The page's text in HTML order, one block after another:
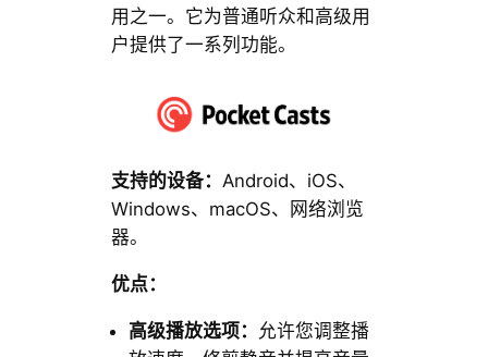
用之一。它为普通听众和高级用
户提供了一系列功能。
支持的设备： Android、iOS、
Windows、macOS、网络浏览
器。
优点：
高级播放选项：
允许您调整播